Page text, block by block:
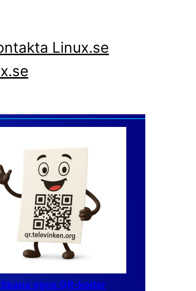
Linux.se
Skapa egna QR-koder